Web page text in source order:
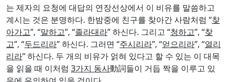
계시는 것은 분명하다. 한밤중에 친구를 찾아간 사람처럼 “찾
아가고 ”, “말하고”, “졸라대라” 하신다. 그리고 “청하고”, “찾
고”, “두드리라” 하신다. 그러면 “주시리라”, “얻으리라”, “열리
리라” 하신다. 두 개의 비유가 얽혀 있다고 할 수 있는 이 대목
을 읽을 때 이처럼3가지 동사 動詞들이 거듭 짝을 이루고 있
음에 유의하여 읽을 것이다.